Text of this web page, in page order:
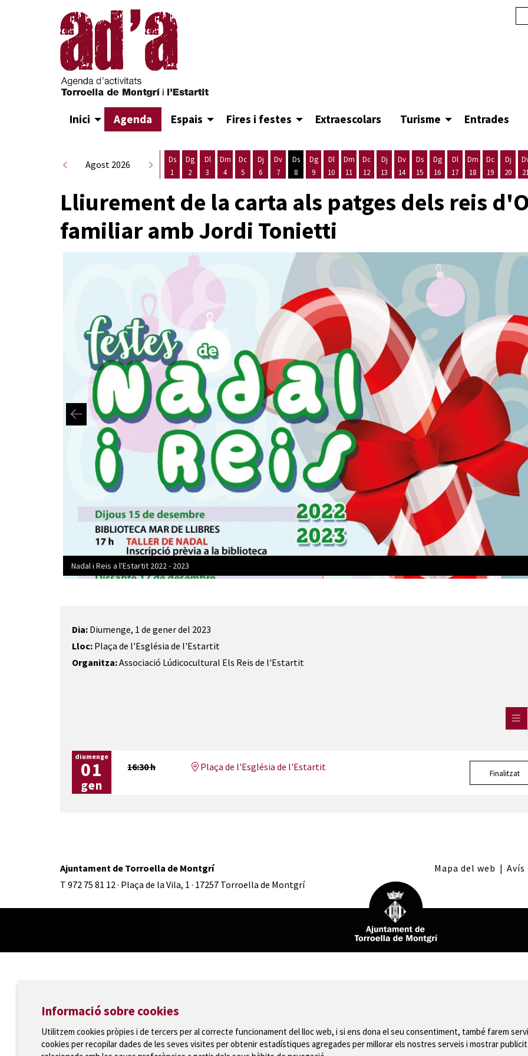
Inici Agenda Espais Fires i festes Extraescolars Turisme Entrades
Agost 2026
Ds
1
Dg
2
Dl
3
Dm
4
Dc
5
Dj
6
Dv
7
Ds
8
Dg
9
Dl
10
Dm
11
Dc
12
Dj
13
Dv
14
Ds
15
Dg
16
Dl
17
Dm
18
Dc
19
Dj
20
Lliurement de la carta als patges dels reis
familiar amb Jordi Tonietti
Nadal i Reis a l'Estartit 2022 - 2023
Dia: Diumenge, 1 de gener del 2023
Lloc: Plaça de l'Església de l'Estartit
Organitza:Associació Lúdicocultural Els Reis de l'Estartit
diumenge
01
gen
16:30 h Plaça de l'Església de l'Estartit
Finalitzat
Ajuntament de Torroella de Montgrí
T 972 75 81 12 · Plaça de la Vila, 1 · 17257 Torroella de Montgrí
Mapa del web | Avís
Informació sobre cookies
Utilitzem cookies pròpies i de tercers per al correcte funcionament del lloc web, i si ens dona el seu consentiment, també farem
cookies per recopilar dades de les seves visites per obtenir estadístiques agregades per millorar els nostres serveis i mostrar